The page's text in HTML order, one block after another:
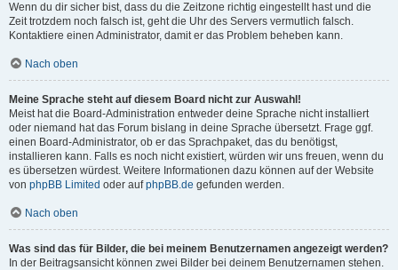
Wenn du dir sicher bist, dass du die Zeitzone richtig eingestellt hast und die
Zeit trotzdem noch falsch ist, geht die Uhr des Servers vermutlich falsch.
Kontaktiere einen Administrator, damit er das Problem beheben kann.
Nach oben
Meine Sprache steht auf diesem Board nicht zur Auswahl!
Meist hat die Board-Administration entweder deine Sprache nicht installiert
oder niemand hat das Forum bislang in deine Sprache übersetzt. Frage ggf.
einen Board-Administrator, ob er das Sprachpaket, das du benötigst,
installieren kann. Falls es noch nicht existiert, würden wir uns freuen, wenn du
es übersetzen würdest. Weitere Informationen dazu können auf der Website
von phpBB Limited oder aufphpBB.de gefunden werden.
Nach oben
Was sind das für Bilder, die bei meinem Benutzernamen angezeigt werden?
In der Beitragsansicht können zwei Bilder bei deinem Benutzernamen stehen.